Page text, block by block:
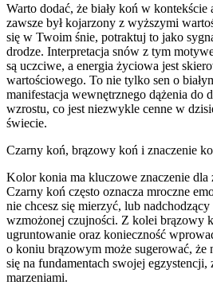
Warto dodać, że biały koń w
zawsze był kojarzony z wyższymi
się w Twoim śnie, potraktuj to jako
drodze. Interpretacja snów z tym
są uczciwe, a energia życiowa jest
wartościowego. To nie tylko sen o
manifestacja wewnętrznego dążenia do
wzrostu, co jest niezwykle cenne w
świecie.
Czarny koń, brązowy koń i znaczenie
Kolor konia ma kluczowe znaczenie dla
Czarny koń często oznacza mroczne
nie chcesz się mierzyć, lub
wzmożonej czujności. Z kolei brązowy
ugruntowanie oraz konieczność
o koniu brązowym może sugerować, że
się na fundamentach swojej
marzeniami.